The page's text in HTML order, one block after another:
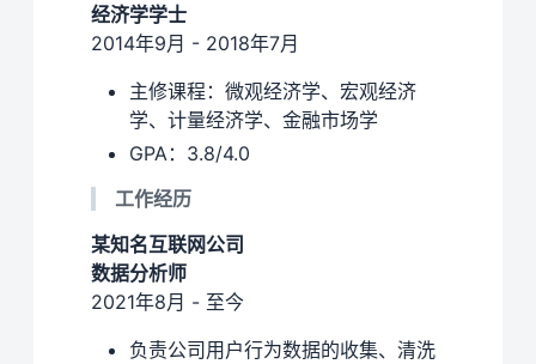
经济学学士
2014年9月 - 2018年7月
主修课程：微观经济学、宏观经济
学、计量经济学、金融市场学
GPA：3.8/4.0
工作经历
某知名互联网公司
数据分析师
2021年8月 - 至今
负责公司用户行为数据的收集、清洗